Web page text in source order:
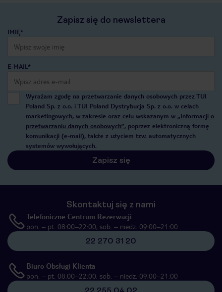
Zapisz się do newslettera
IMIĘ*
E-MAIL*
Wyrażam zgodę na przetwarzanie danych osobowych przez TUI
Poland Sp. z o.o. i TUI Poland Dystrybucja Sp. z o.o. w celach
marketingowych, w zakresie oraz celu wskazanym w „Informacji o
przetwarzaniu danych osobowych”, poprzez elektroniczną formę
komunikacji (e-mail), także z użyciem tzw. automatycznych
systemów wywołujących.
Zapisz się
Skontaktuj się z nami
Telefoniczne Centrum Rezerwacji
pon. – pt. 08:00–22:00, sob. – niedz. 09:00–21:00
22 270 31 20
Biuro Obsługi Klienta
pon. – pt. 08:00–22:00, sob. – niedz. 09:00–21:00